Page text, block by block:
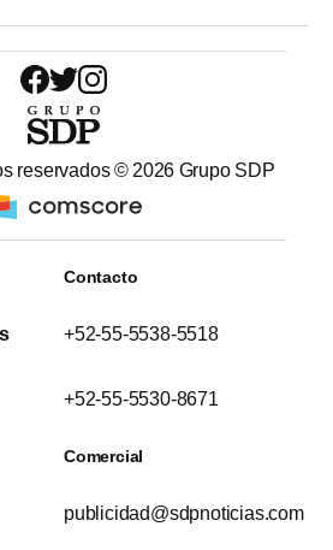
reservados © 2026 Grupo SDP
Contacto
+52-55-5538-5518
+52-55-5530-8671
Comercial
publicidad@sdpnoticias.com